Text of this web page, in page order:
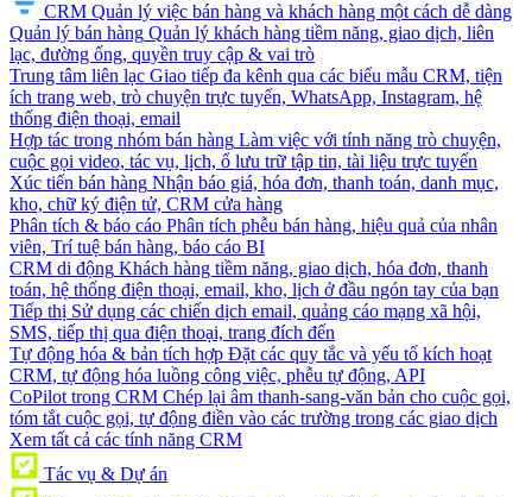
CRM Quản lý việc bán hàng và khách hàng một cách dễ dàng
Quản lý bán hàng Quản lý khách hàng tiềm năng, giao dịch, liên
lạc, đường ống, quyền truy cập & vai trò
Trung tâm liên lạc Giao tiếp đa kênh qua các biểu mẫu CRM, tiện
ích trang web, trò chuyện trực tuyến, WhatsApp, Instagram, hệ
thống điện thoại, email
Hợp tác trong nhóm bán hàng Làm việc với tính năng trò chuyện,
cuộc gọi video, tác vụ, lịch, ổ lưu trữ tập tin, tài liệu trực tuyến
Xúc tiến bán hàng Nhận báo giá, hóa đơn, thanh toán, danh mục,
kho, chữ ký điện tử, CRM cửa hàng
Phân tích & báo cáo Phân tích phễu bán hàng, hiệu quả của nhân
viên, Trí tuệ bán hàng, báo cáo BI
CRM di động Khách hàng tiềm năng, giao dịch, hóa đơn, thanh
toán, hệ thống điện thoại, email, kho, lịch ở đầu ngón tay của bạn
Tiếp thị Sử dụng các chiến dịch email, quảng cáo mạng xã hội,
SMS, tiếp thị qua điện thoại, trang đích đến
Tự động hóa & bản tích hợp Đặt các quy tắc và yếu tố kích hoạt
CRM, tự động hóa luồng công việc, phễu tự động, API
CoPilot trong CRM Chép lại âm thanh-sang-văn bản cho cuộc gọi,
tóm tắt cuộc gọi, tự động điền vào các trường trong các giao dịch
Xem tất cả các tính năng CRM
Tác vụ & Dự án